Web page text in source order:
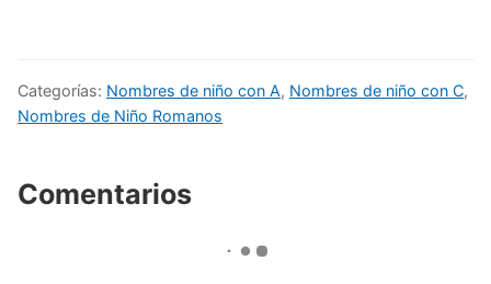
Categorías: Nombres de niño con A, Nombres de niño con C,
Nombres de Niño Romanos
Comentarios